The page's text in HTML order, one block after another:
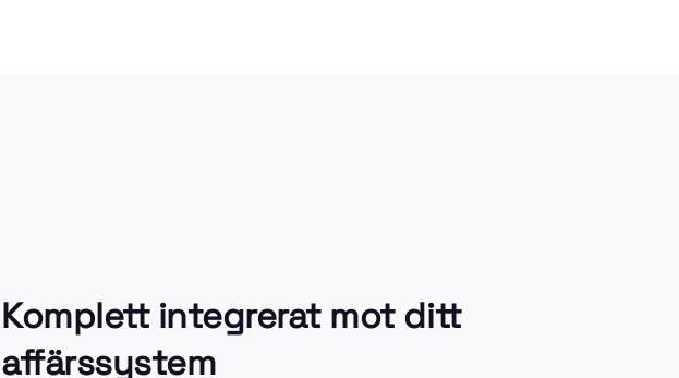
Komplett integrerat mot ditt
affärssystem